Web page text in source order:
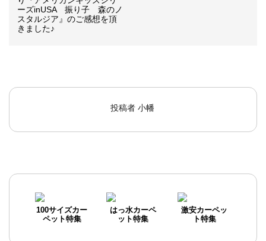
ーズinUSA 振り子 森のノ
スタルジア』のご感想を頂
きました♪
投稿者小幡
100サイズカー
ペット特集
はっ水カーペ
ット特集
激安カーペッ
ト特集